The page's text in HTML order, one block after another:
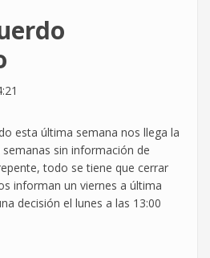
esta última semana nos llega la
sin información de
todo se tiene que cerrar
informan un viernes a última
decisión el lunes a las 13:00